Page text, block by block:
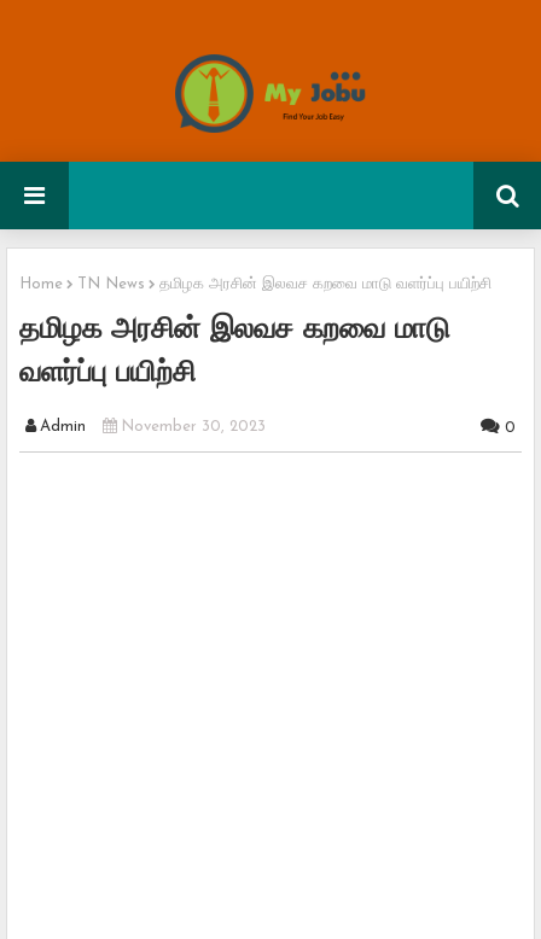
Home TN News தமிழக அரசின் இலவச கறவை மாடு வளர்ப்பு பயிற்சி
தமிழக அரசின் இலவச கறவை மாடு
வளர்ப்பு பயிற்சி
Admin November 30, 2023 0